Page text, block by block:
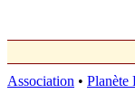
Association • Planète